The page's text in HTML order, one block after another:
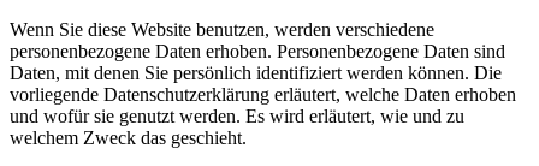
Wenn Sie diese Website benutzen, werden verschiedene
personenbezogene Daten erhoben. Personenbezogene Daten sind
Daten, mit denen Sie persönlich identifiziert werden können. Die
vorliegende Datenschutzerklärung erläutert, welche Daten erhoben
und wofür sie genutzt werden. Es wird erläutert, wie und zu
welchem Zweck das geschieht.